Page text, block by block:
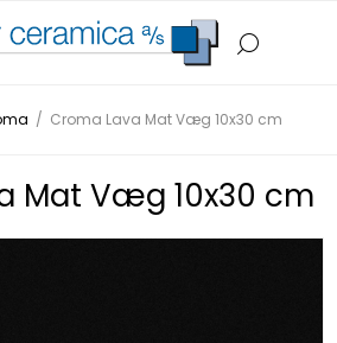
/ Croma Lava Mat Væg 10x30 cm
Mat Væg 10x30 cm